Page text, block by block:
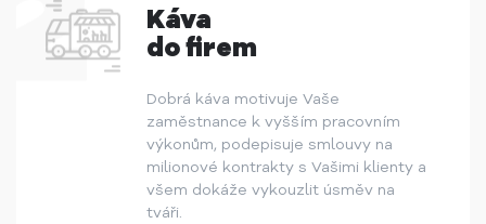
Káva
do firem
Dobrá káva motivuje Vaše
zaměstnance k vyšším pracovním
výkonům, podepisuje smlouvy na
milionové kontrakty s Vašimi klienty a
všem dokáže vykouzlit úsměv na
tváři.